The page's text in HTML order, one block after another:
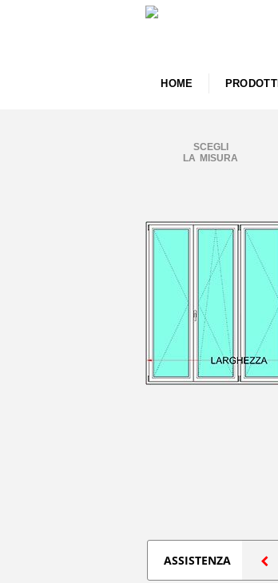
HOME PRODOTTI
SCEGLI
LA MISURA
ASSISTENZA